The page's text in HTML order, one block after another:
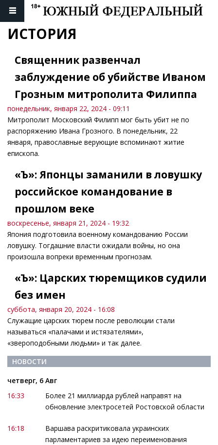
ИСТОРИЯ
Священник развенчал
заблуждение об убийстве Иваном
Грозным митрополита Филиппа
понедельник, января 22, 2024 - 09:11
Митрополит Московский Филипп мог быть убит не по
распоряжению Ивана Грозного. В понедельник, 22
января, православные верующие вспоминают житие
епископа.
«Ъ»: Японцы заманили в ловушку
российское командование в
прошлом веке
воскресенье, января 21, 2024 - 19:32
Япония подготовила военному командованию России
ловушку. Тогдашние власти ожидали войны, но она
произошла вопреки временным прогнозам.
«Ъ»: Царских тюремщиков судили
без имен
суббота, января 20, 2024 - 16:08
Служащие царских тюрем после революции стали
называться «палачами и истязателями»,
«звероподобными людьми» и так далее.
НОВОСТИ
четверг, 6 Авг
16:33
Более 21 миллиарда рублей направят на
обновление электросетей Ростовской области
16:18
Варшава раскритиковала украинских
парламентариев за идею переименования